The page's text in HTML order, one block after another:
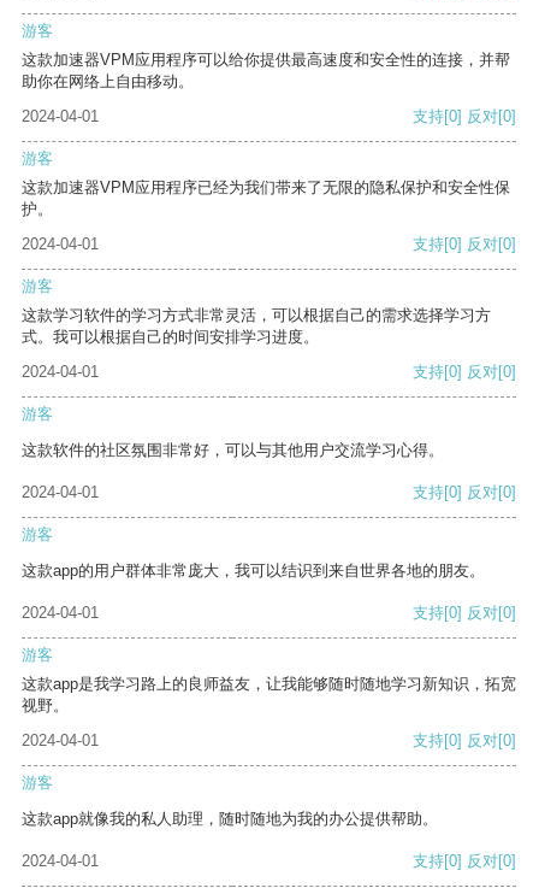
游客
这款加速器VPM应用程序可以给你提供最高速度和安全性的连接，并帮
助你在网络上自由移动。
2024-04-01
支持[0] 反对[0]
游客
这款加速器VPM应用程序已经为我们带来了无限的隐私保护和安全性保
护。
2024-04-01
支持[0] 反对[0]
游客
这款学习软件的学习方式非常灵活，可以根据自己的需求选择学习方
式。我可以根据自己的时间安排学习进度。
2024-04-01
支持[0] 反对[0]
游客
这款软件的社区氛围非常好，可以与其他用户交流学习心得。
2024-04-01 支持[0] 反对[0]
游客
这款app的用户群体非常庞大，我可以结识到来自世界各地的朋友。
2024-04-01 支持[0] 反对[0]
游客
这款app是我学习路上的良师益友，让我能够随时随地学习新知识，拓宽
视野。
2024-04-01
支持[0] 反对[0]
游客
这款app就像我的私人助理，随时随地为我的办公提供帮助。
2024-04-01 支持[0] 反对[0]